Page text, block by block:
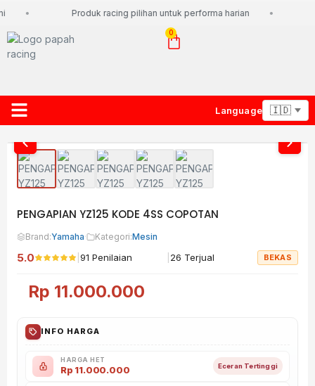
Produk racing pilihan untuk performa harian
0
Language
PENGAPIAN YZ125 KODE 4SS COPOTAN
Brand:Yamaha· Kategori:Mesin
5.0 91 Penilaian 26 Terjual BEKAS
Rp 11.000.000
INFO HARGA
HARGA HET
Rp 11.000.000 Eceran Tertinggi